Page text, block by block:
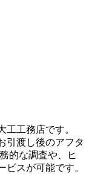
工務店です。
引渡し後のアフタ
的な調査や、ヒ
スが可能です。